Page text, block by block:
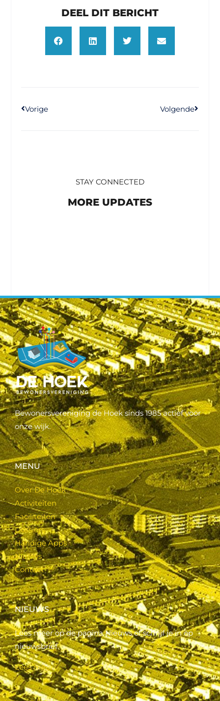
DEEL DIT BERICHT
Vorige Volgende
STAY CONNECTED
MORE UPDATES
Bewonersvereniging de Hoek sinds 1985 actief voor
onze wijk.
MENU
Over De Hoek
Activiteiten
Faciliteiten
Dossiers
Handige Apps
Nieuws
Contact
NIEUWS
Lees meer op de pagina Nieuws of schrijf je in op
nieuwsbrief.
Lees meer..